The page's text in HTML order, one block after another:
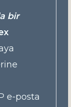
bir
e-posta